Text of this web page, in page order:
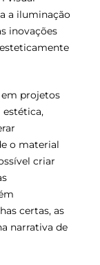
a iluminação
inovações
em projetos
o material
criar
certas, as
narrativa de